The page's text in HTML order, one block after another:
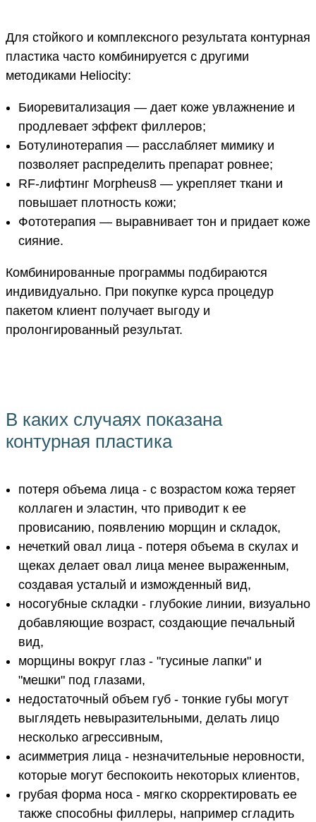
Для стойкого и комплексного результата контурная
пластика часто комбинируется с другими
методиками Heliocity:
Биоревитализация — дает коже увлажнение и
продлевает эффект филлеров;
Ботулинотерапия — расслабляет мимику и
позволяет распределить препарат ровнее;
RF-лифтинг Morpheus8 — укрепляет ткани и
повышает плотность кожи;
Фототерапия — выравнивает тон и придает коже
сияние.
Комбинированные программы подбираются
индивидуально. При покупке курса процедур
пакетом клиент получает выгоду и
пролонгированный результат.
В каких случаях показана
контурная пластика
потеря объема лица - с возрастом кожа теряет
коллаген и эластин, что приводит к ее
провисанию, появлению морщин и складок,
нечеткий овал лица - потеря объема в скулах и
щеках делает овал лица менее выраженным,
создавая усталый и изможденный вид,
носогубные складки - глубокие линии, визуально
добавляющие возраст, создающие печальный
вид,
морщины вокруг глаз - "гусиные лапки" и
"мешки" под глазами,
недостаточный объем губ - тонкие губы могут
выглядеть невыразительными, делать лицо
несколько агрессивным,
асимметрия лица - незначительные неровности,
которые могут беспокоить некоторых клиентов,
грубая форма носа - мягко скорректировать ее
также способны филлеры, например сгладить